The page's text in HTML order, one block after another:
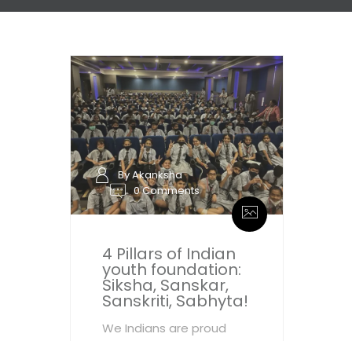
By Akanksha
0 Comments
4 Pillars of Indian
youth foundation:
Siksha, Sanskar,
Sanskriti, Sabhyta!
We Indians are proud